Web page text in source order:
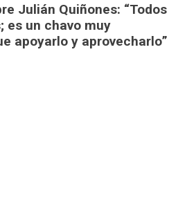
Julián Quiñones: “Todos
es un chavo muy
apoyarlo y aprovecharlo”